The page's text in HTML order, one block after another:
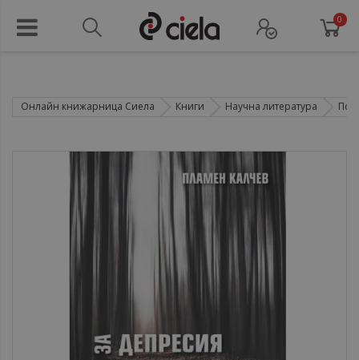
0
Онлайн книжарница Сиела Книги Научна литература